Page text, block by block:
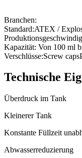
Branchen:
Standard:ATEX /
Kapazität: Von 100 ml
Verschlüsse:Screw caps
Technische
Überdruck im Tank
Kleinerer Tank
Konstante Füllzeit
Abwasserreduzierung